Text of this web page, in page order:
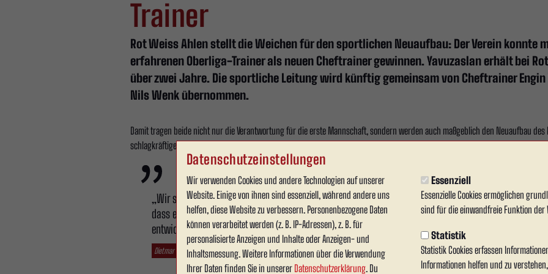
Datenschutzeinstellungen
Wir verwenden Cookies und andere Technologien auf unserer
Website. Einige von ihnen sind essenziell, während andere uns
helfen, diese Website zu verbessern. Personenbezogene Daten
können verarbeitet werden (z. B. IP-Adressen), z. B. für
personalisierte Anzeigen und Inhalte oder Anzeigen- und
Inhaltsmessung. Weitere Informationen über die Verwendung
Ihrer Daten finden Sie in unserer Datenschutzerklärung. Du
Essenziell
Essenzielle Cookies ermöglichen
sind für die einwandfreie Funktion
Statistik
Statistik Cookies erfassen
Informationen helfen und zu
Trainer
Rot Weiss Ahlen stellt die Weichen für den sportlichen Neuaufbau: Der Verein konnte
erfahrenen Oberliga-Trainer als neuen Cheftrainer gewinnen. Yavuzaslan erhält bei
über zwei Jahre. Die sportliche Leitung wird künftig gemeinsam von Cheftrainer Engin
Nils Wenk übernommen.
Damit tragen beide nicht nur die Verantwortung für die erste Mannschaft, sondern werden auch maßgeblich den Neuaufbau des
schlagkräftige Mannschaft zu formen, die in der Westfalenliga eine gute Rolle spielen kann.
„Wir sind sehr froh, dass wir Engin Yavuzaslan für Rot Weiss Ahlen gewinnen konnten. Er hat in
dass er in einem anspruchsvollen Umfeld mit klaren Aufgaben und Zielen nicht nur eine Mannschaft
entwickeln kann. Genau diese Eigenschaften brauchen wir für den bevorstehenden Neuaufbau."
Dietmar Kupfernagel (Präsident)